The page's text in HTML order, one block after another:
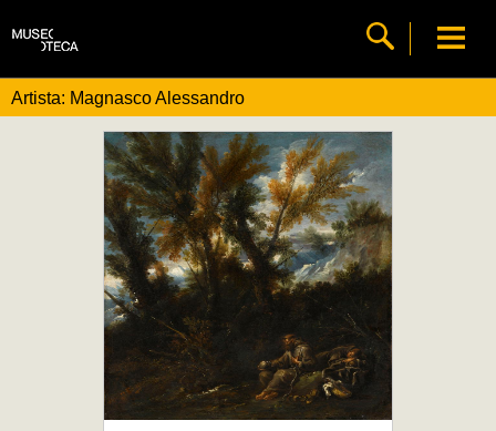
Artista: Magnasco Alessandro